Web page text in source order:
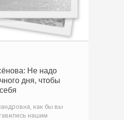
Не надо
дня, чтобы
как бы вы
нашим